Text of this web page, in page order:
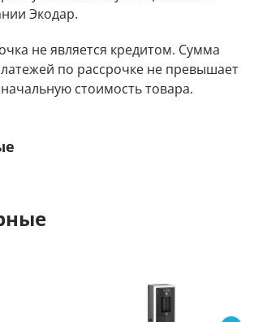
Экодар.
не является кредитом. Сумма
по рассрочке не превышает
стоимость товара.